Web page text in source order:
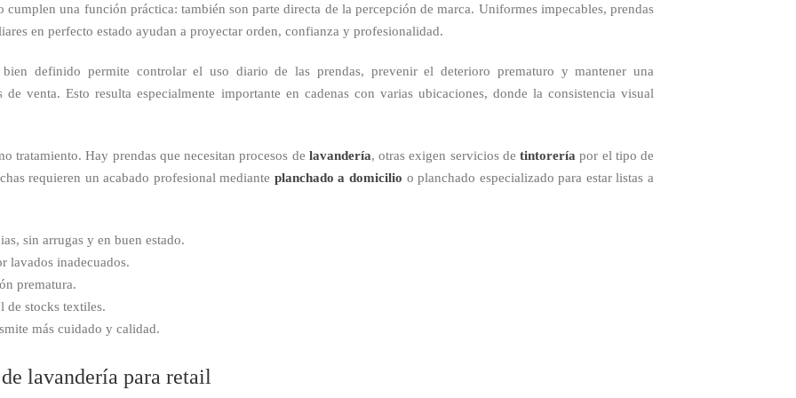
una función práctica: también son parte directa de la percepción de marca. Uniformes impecables, prendas
en perfecto estado ayudan a proyectar orden, confianza y profesionalidad.
definido permite controlar el uso diario de las prendas, prevenir el deterioro prematuro y mantener una
venta. Esto resulta especialmente importante en cadenas con varias ubicaciones, donde la consistencia visual
tratamiento. Hay prendas que necesitan procesos de lavandería, otras exigen servicios de tintorería por el tipo de
requieren un acabado profesional mediante planchado a domicilio o planchado especializado para estar listas a
sin arrugas y en buen estado.
lavados inadecuados.
prematura.
stocks textiles.
más cuidado y calidad.
lavandería para retail